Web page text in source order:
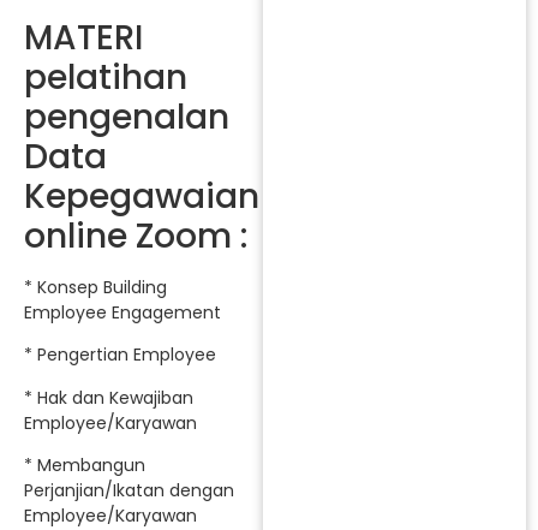
MATERI
pelatihan
pengenalan
Data
Kepegawaian
online Zoom :
* Konsep Building
Employee Engagement
* Pengertian Employee
* Hak dan Kewajiban
Employee/Karyawan
* Membangun
Perjanjian/Ikatan dengan
Employee/Karyawan